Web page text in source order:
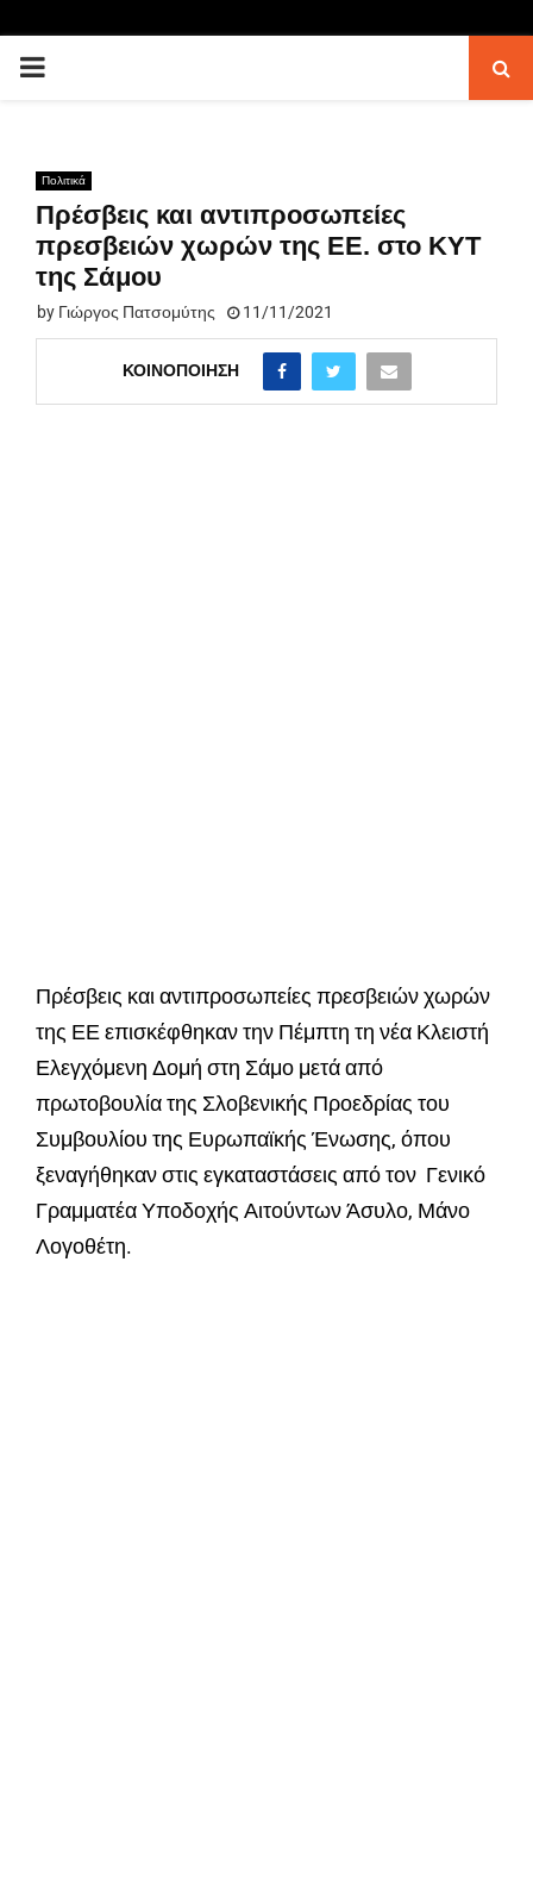
PRIMARY
Πολιτικά
Πρέσβεις και αντιπροσωπείες
πρεσβειών χωρών της ΕΕ. στο ΚΥΤ
της Σάμου
by Γιώργος Πατσομύτης 11/11/2021
ΚΟΙΝΟΠΟΊΗΣΗ
Πρέσβεις και αντιπροσωπείες πρεσβειών χωρών
της ΕΕ επισκέφθηκαν την Πέμπτη τη νέα Κλειστή
Ελεγχόμενη Δομή στη Σάμο μετά από
πρωτοβουλία της Σλοβενικής Προεδρίας του
Συμβουλίου της Ευρωπαϊκής Ένωσης, όπου
ξεναγήθηκαν στις εγκαταστάσεις από τον Γενικό
Γραμματέα Υποδοχής Αιτούντων Άσυλο, Μάνο
Λογοθέτη.